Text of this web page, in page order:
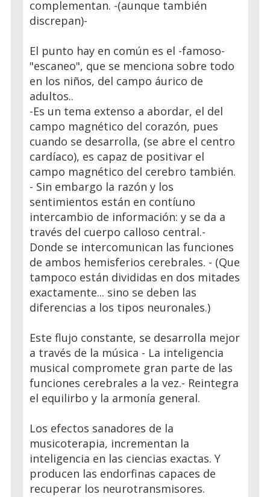
complementan. -(aunque también
discrepan)-
El punto hay en común es el -famoso-
"escaneo", que se menciona sobre todo
en los niños, del campo áurico de
adultos..
-Es un tema extenso a abordar, el del
campo magnético del corazón, pues
cuando se desarrolla, (se abre el centro
cardíaco), es capaz de positivar el
campo magnético del cerebro también.
- Sin embargo la razón y los
sentimientos están en contíuno
intercambio de información: y se da a
través del cuerpo calloso central.-
Donde se intercomunican las funciones
de ambos hemisferios cerebrales. - (Que
tampoco están divididas en dos mitades
exactamente... sino se deben las
diferencias a los tipos neuronales.)
Este flujo constante, se desarrolla mejor
a través de la música - La inteligencia
musical compromete gran parte de las
funciones cerebrales a la vez.- Reintegra
el equilirbo y la armonía general.
Los efectos sanadores de la
musicoterapia, incrementan la
inteligencia en las ciencias exactas. Y
producen las endorfinas capaces de
recuperar los neurotransmisores.